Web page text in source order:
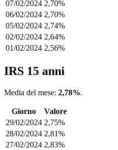
07/02/2024 2,70%
06/02/2024 2,70%
05/02/2024 2,74%
02/02/2024 2,64%
01/02/2024 2,56%
IRS 15 anni
Media del mese: 2,78%.
Giorno
Valore
29/02/2024 2,75%
28/02/2024 2,81%
27/02/2024 2,83%